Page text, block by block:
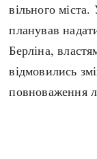
вільного
планував
Берліна,
відмовились
повноваження